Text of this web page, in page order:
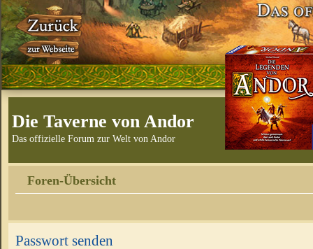
Die Taverne von Andor
Das offizielle Forum zur Welt von Andor
Foren-Übersicht
Passwort senden